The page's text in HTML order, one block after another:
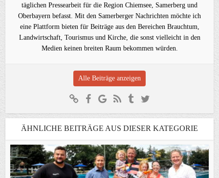
täglichen Pressearbeit für die Region Chiemsee, Samerberg und
Oberbayern befasst. Mit den Samerberger Nachrichten möchte ich
eine Plattform bieten für Beiträge aus den Bereichen Brauchtum,
Landwirtschaft, Tourismus und Kirche, die sonst vielleicht in den
Medien keinen breiten Raum bekommen würden.
Alle Beiträge anzeigen
ÄHNLICHE BEITRÄGE AUS DIESER KATEGORIE